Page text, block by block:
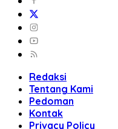
Redaksi
Tentang Kami
Pedoman
Kontak
Privacy Policy